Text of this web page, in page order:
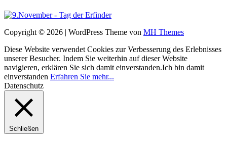
Copyright © 2026 | WordPress Theme von MH Themes
Diese Website verwendet Cookies zur Verbesserung des Erlebnisses
unserer Besucher. Indem Sie weiterhin auf dieser Website
navigieren, erklären Sie sich damit einverstanden.Ich bin damit
einverstanden Erfahren Sie mehr...
Datenschutz
Schließen